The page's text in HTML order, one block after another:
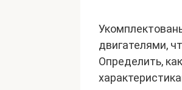
двигателями,
Определить,